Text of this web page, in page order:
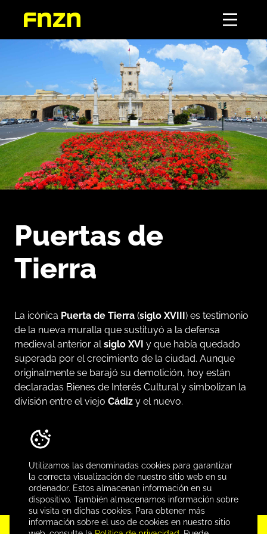
Puertas de
Tierra
La icónica Puerta de Tierra (siglo XVIII) es testimonio
de la nueva muralla que sustituyó a la defensa
medieval anterior alsiglo XVI y que había quedado
superada por el crecimiento de la ciudad. Aunque
originalmente se barajó su demolición, hoy están
declaradas Bienes de Interés Cultural y simbolizan la
división entre el viejo Cádiz y el nuevo.
diseñada por José Barnola en 1756 como retablo
coronada por estatuas del dios Momo y la bruja Piti.
Utilizamos las denominadas cookies para garantizar
la correcta visualización de nuestro sitio web en su
ordenador. Estos almacenan información en su
dispositivo. También almacenamos información sobre
su visita en dichas cookies. Para obtener más
información sobre el uso de cookies en nuestro sitio